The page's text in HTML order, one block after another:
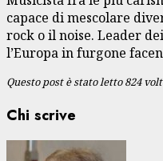
capace di mescolare
rock o il noise. Leader
l’Europa in furgone
Questo post è stato letto 824
Chi scrive